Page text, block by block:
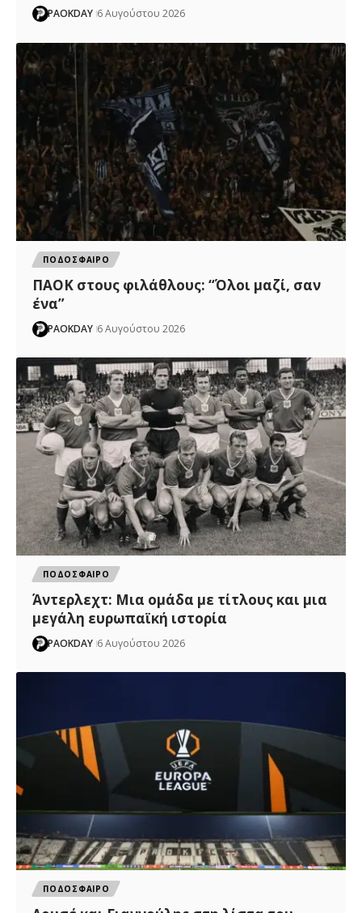
PAOKDAY 6 Αυγούστου 2026
ΠΟΔΟΣΦΑΙΡΟ
ΠΑΟΚ στους φιλάθλους: “Όλοι μαζί, σαν
ένα”
PAOKDAY 6 Αυγούστου 2026
ΠΟΔΟΣΦΑΙΡΟ
Άντερλεχτ: Mια ομάδα με τίτλους και μια
μεγάλη ευρωπαϊκή ιστορία
PAOKDAY 6 Αυγούστου 2026
ΠΟΔΟΣΦΑΙΡΟ